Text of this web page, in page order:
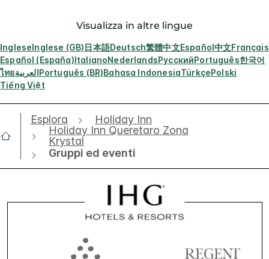
Visualizza in altre lingue
IngleseInglese (GB)日本語Deutsch繁體中文Español中文Français
Español (España)ItalianoNederlandsРусскийPortuguês한국어
ไทยالعربيةPortuguês (BR)Bahasa IndonesiaTürkçePolski
Tiếng Việt
Esplora
Holiday Inn
Holiday Inn Queretaro Zona
Krystal
Gruppi ed eventi